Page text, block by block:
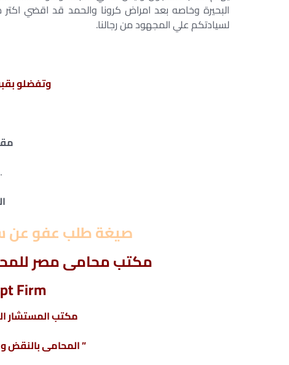
البحيرة وخاصه بعد امراض كرونا والحمد قد اقضي
لسيادتكم علي المجهود من رجالنا.
وتفضلو
صيغة طلب عفو عن
مكتب محامى مصر
Firm
مكتب المستشار
” المحامى بالنقض